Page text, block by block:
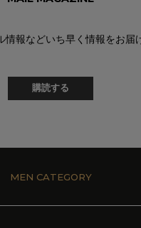
情報などいち早く情報をお届
購読する
MEN CATEGORY